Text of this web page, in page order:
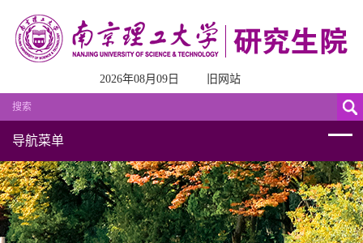
2026年08月09日 旧网站
导航菜单